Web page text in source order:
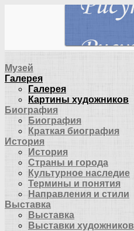
Музей
Галерея
Галерея
Картины художников
Биография
Биография
Краткая биография
История
История
Страны и города
Культурное наследие
Термины и понятия
Направления и стили
Выставка
Выставка
Выставки художников